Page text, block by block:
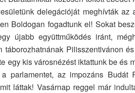
delegációját meghívták az
Boldogan fogadtunk el! Sokat
újabb együttműködés iránt,
táborozhatnának Pilisszentivánon
egy kis városnézést iktattunk be és
parlamentet, az impozáns Budát
láttak! Vasárnap reggel már